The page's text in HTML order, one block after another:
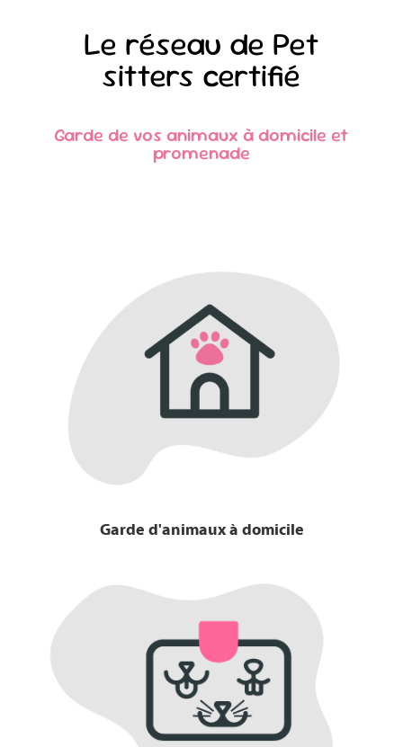
Le réseau de Pet
sitters certifié
Garde de vos animaux à domicile et
promenade
Garde d'animaux à domicile